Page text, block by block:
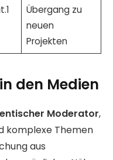
Übergang zu
neuen
Projekten
den Medien
Moderator,
komplexe Themen
aus